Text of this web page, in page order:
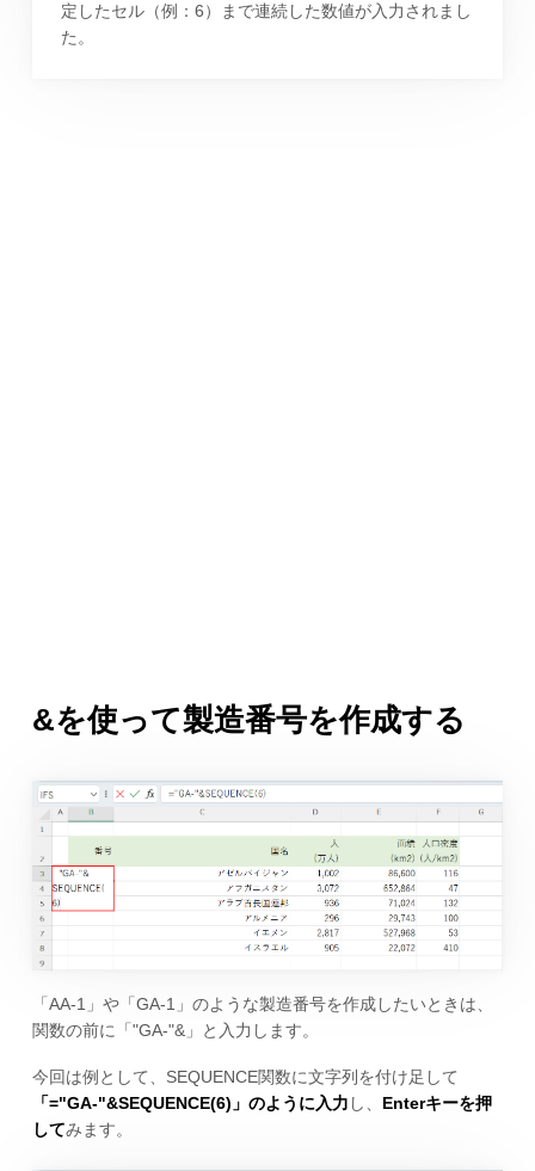
定したセル（例：6）まで連続した数値が入力されまし
た。
&を使って製造番号を作成する
「AA-1」や「GA-1」のような製造番号を作成したいときは、
関数の前に「"GA-"&」と入力します。
今回は例として、SEQUENCE関数に文字列を付け足して
「="GA-"&SEQUENCE(6)」のように入力 し、 Enterキーを押
してみます。